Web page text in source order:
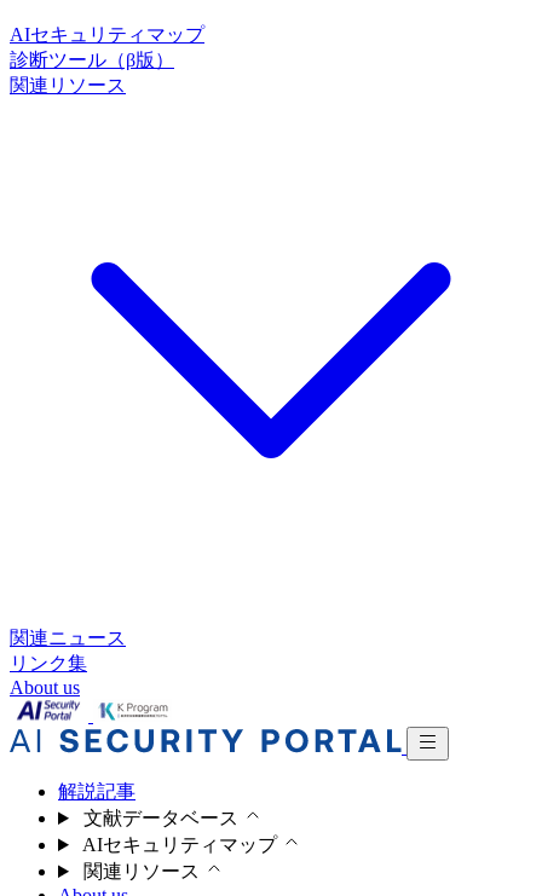
AIセキュリティマップ
診断ツール（β版）
関連リソース
関連ニュース
リンク集
About us
解説記事
文献データベース
AIセキュリティマップ
関連リソース